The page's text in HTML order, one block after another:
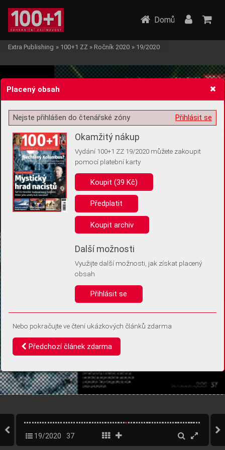
Žádost o souhlas s ukládáním volitelných informací
Pro základní fungování webu nepotřebujeme ukládat žádné informace
(tzv. cookies apod.). Rádi bychom vás ale požádali o souhlas s
uložením volitelných informací:
Anonymní unikátní ID
Díky němu příště poznáme, že se jedná o stejné zařízení, a
Identifikátor je zcela anonymní.
Vaše souhlasy a odmítnutí si ukládáme do vašeho zařízení, abychom se
vás už příště znovu neptali. Můžete je kdykoli později upravit ve Správě
Domů
Extra Publishing » 100+1 ZZ » Ročník 2020 » 19/2020
19/2020 37
Placený obsah
Přihlásit se
Nejste přihlášen do čtenářské zóny
Okamžitý nákup
Vydání 100+1 ZZ 19/2020 můžete zakoupit
pomocí platební karty
Koupit (39 Kč)
Předplatit
Koupit archiv
Další možnosti
Využijte další možnosti, jak získat placený
obsah
Přihlásit se
Nebo pokračujte ve čtení ukázkových článků zdarma
Předchozí článek zdarma